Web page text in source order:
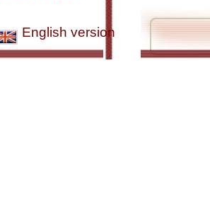
English version